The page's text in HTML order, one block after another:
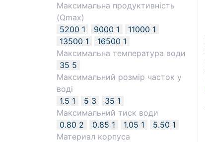
Максимальна продуктивність
(Qmax)
5200 1 9000 1 11000 1
13500 1 16500 1
Максимальна температура води
35 5
Максимальний розмір часток у
воді
1.5 1 5 3 35 1
Максимальний тиск води
0.80 2 0.85 1 1.05 1 5.50 1
Материал корпуса